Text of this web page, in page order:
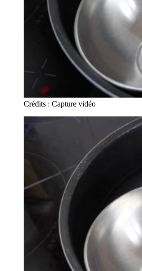
Crédits : Capture vidéo